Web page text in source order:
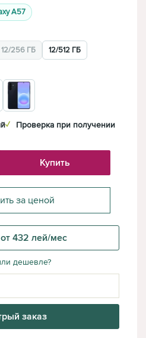
A57
12/256 ГБ 12/512 ГБ
✓ Проверка при получении
Купить
за ценой
432 лей/мес
дешевле?
заказ